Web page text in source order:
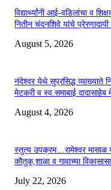
विद्यार्थ्यांनी आई-वडिलांचा व
नितीन चंदनशिवे यांचे
August 5, 2026
नंदेश्वर येथे सुप्रसिद्ध व्याख्याते
मेटकरी व स्व.समाबाई दादासाहेब
August 4, 2026
स्तुत्य उपक्रम…रामेश्वर मासाळ
कौतुक,शाळा व गावाच्या
July 22, 2026